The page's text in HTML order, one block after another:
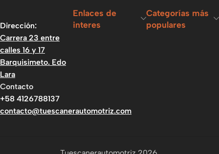
Dirección:
Carrera 23 entre
calles 16 y 17
Barquisimeto. Edo
Lara
Contacto
+58 4126788137
contacto@tuescanerautomotriz.com
Enlaces de
interes
Categorías más
populares